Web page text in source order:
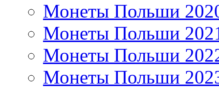
Монеты Польши
Монеты Польши
Монеты Польши
Монеты Польши